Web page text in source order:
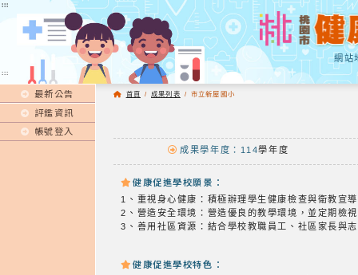
:::
網站
:::
最新公告
評鑑資訊
帳號登入
首頁 / 成果列表 / 市立新屋國小
成果學年度：114學年度
健康促進學校願景：
1、重視身心健康：積極辦理學生健康檢查與衛教宣
2、營造安全環境：營造優良的教學環境，並定期檢
3、善用社區資源：結合學校教職員工、社區家長與
健康促進學校特色：
:::